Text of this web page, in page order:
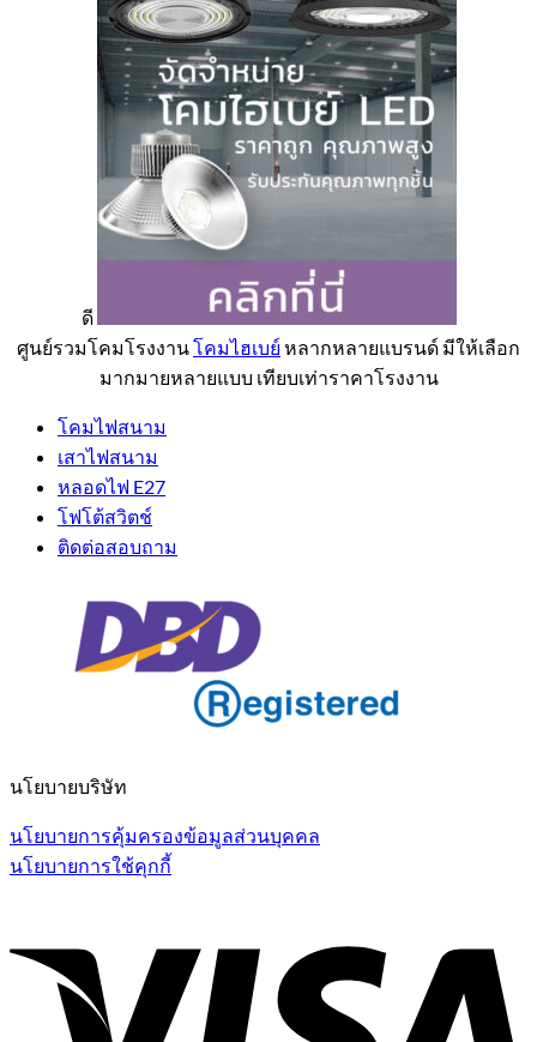
ดี
ศูนย์รวมโคมโรงงานโคมไฮเบย์ หลากหลายแบรนด์ มีให้เลือก
มากมายหลายแบบ เทียบเท่าราคาโรงงาน
โคมไฟสนาม
เสาไฟสนาม
หลอดไฟ E27
โฟโต้สวิตช์
ติดต่อสอบถาม
นโยบายบริษัท
นโยบายการคุ้มครองข้อมูลส่วนบุคคล
นโยบายการใช้คุกกี้